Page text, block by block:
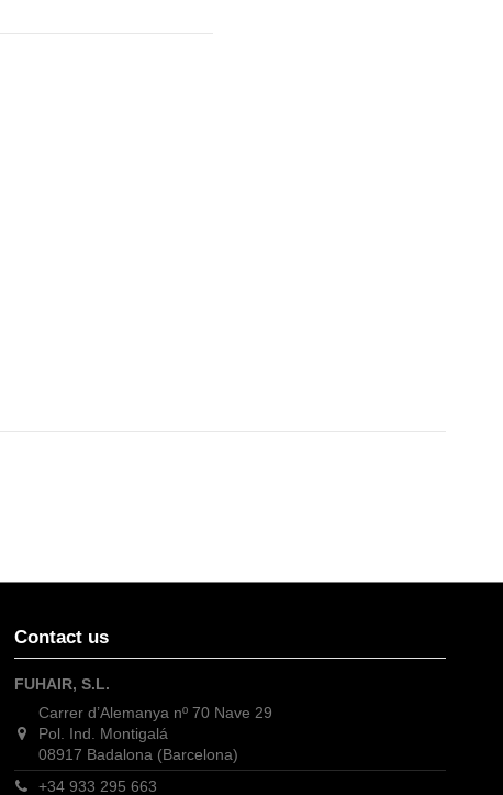
Contact us
FUHAIR, S.L.
Carrer d’Alemanya nº 70 Nave 29
Pol. Ind. Montigalá
08917 Badalona (Barcelona)
+34 933 295 663